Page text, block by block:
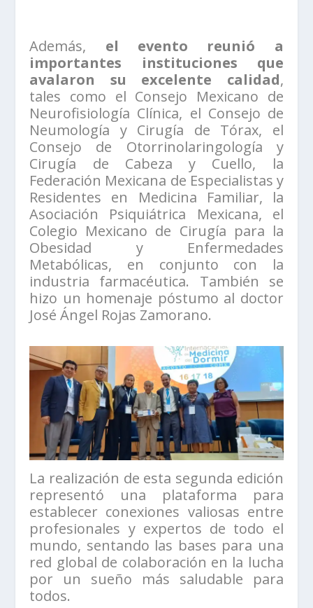
Además, el evento reunió a
importantes instituciones que
avalaron su excelente calidad,
tales como el Consejo Mexicano de
Neurofisiología Clínica, el Consejo de
Neumología y Cirugía de Tórax, el
Consejo de Otorrinolaringología y
Cirugía de Cabeza y Cuello, la
Federación Mexicana de Especialistas y
Residentes en Medicina Familiar, la
Asociación Psiquiátrica Mexicana, el
Colegio Mexicano de Cirugía para la
Obesidad y Enfermedades
Metabólicas, en conjunto con la
industria farmacéutica. También se
hizo un homenaje póstumo al doctor
José Ángel Rojas Zamorano.
La realización de esta segunda edición
representó una plataforma para
establecer conexiones valiosas entre
profesionales y expertos de todo el
mundo, sentando las bases para una
red global de colaboración en la lucha
por un sueño más saludable para
todos.